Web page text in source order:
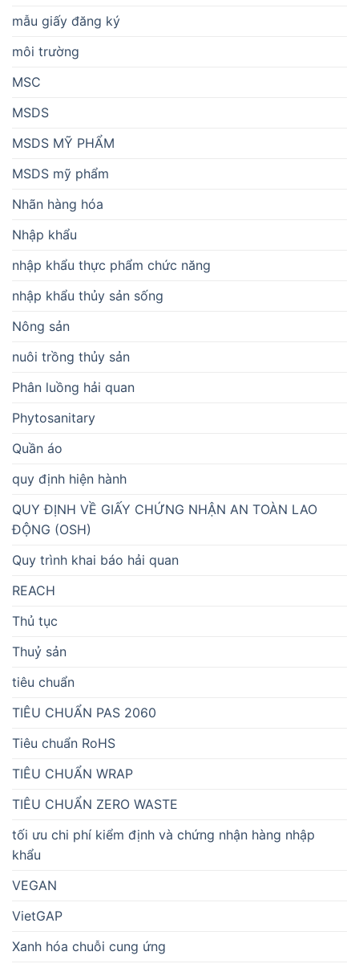
mẫu giấy đăng ký
môi trường
MSC
MSDS
MSDS MỸ PHẨM
MSDS mỹ phẩm
Nhãn hàng hóa
Nhập khẩu
nhập khẩu thực phẩm chức năng
nhập khẩu thủy sản sống
Nông sản
nuôi trồng thủy sản
Phân luồng hải quan
Phytosanitary
Quần áo
quy định hiện hành
QUY ĐỊNH VỀ GIẤY CHỨNG NHẬN AN TOÀN LAO
ĐỘNG (OSH)
Quy trình khai báo hải quan
REACH
Thủ tục
Thuỷ sản
tiêu chuẩn
TIÊU CHUẨN PAS 2060
Tiêu chuẩn RoHS
TIÊU CHUẨN WRAP
TIÊU CHUẨN ZERO WASTE
tối ưu chi phí kiểm định và chứng nhận hàng nhập
khẩu
VEGAN
VietGAP
Xanh hóa chuỗi cung ứng